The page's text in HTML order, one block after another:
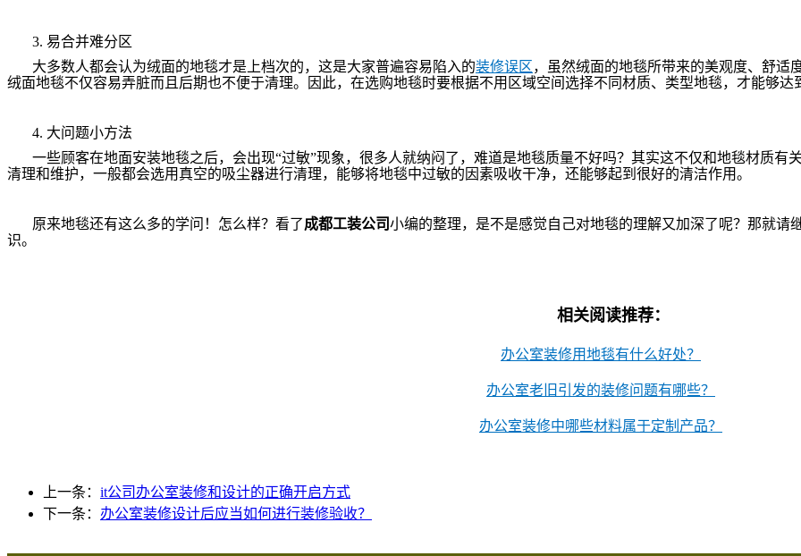
3. 易合并难分区
大多数人都会认为绒面的地毯才是上档次的，这是大家普遍容易陷入的装修误区，虽然绒面的地毯所带来的美观度、舒适
绒面地毯不仅容易弄脏而且后期也不便于清理。因此，在选购地毯时要根据不用区域空间选择不同材质、类型地毯，才能够达
4. 大问题小方法
一些顾客在地面安装地毯之后，会出现“过敏”现象，很多人就纳闷了，难道是地毯质量不好吗？其实这不仅和地毯材质
清理和维护，一般都会选用真空的吸尘器进行清理，能够将地毯中过敏的因素吸收干净，还能够起到很好的清洁作用。
原来地毯还有这么多的学问！怎么样？看了成都工装公司小编的整理，是不是感觉自己对地毯的理解又加深了呢？那就
识。
相关阅读推荐：
办公室装修用地毯有什么好处？
办公室老旧引发的装修问题有哪些？
办公室装修中哪些材料属于定制产品？
上一条： it公司办公室装修和设计的正确开启方式
下一条： 办公室装修设计后应当如何进行装修验收？